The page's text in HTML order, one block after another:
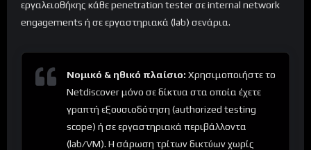
εργαλειοθήκης κάθε penetration tester σε internal network
engagements ή σε εργαστηριακά (lab) σενάρια.
Νομικό & ηθικό πλαίσιο: Χρησιμοποιήστε το
Netdiscover μόνο σε δίκτυα στα οποία έχετε
γραπτή εξουσιοδότηση (authorized testing
scope) ή σε εργαστηριακά περιβάλλοντα
(lab/VM). Η σάρωση τρίτων δικτύων χωρίς